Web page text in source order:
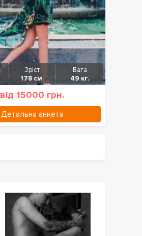
Зріст
178 см.
Вага
49 кг.
від 15000 грн.
Детальна анкета